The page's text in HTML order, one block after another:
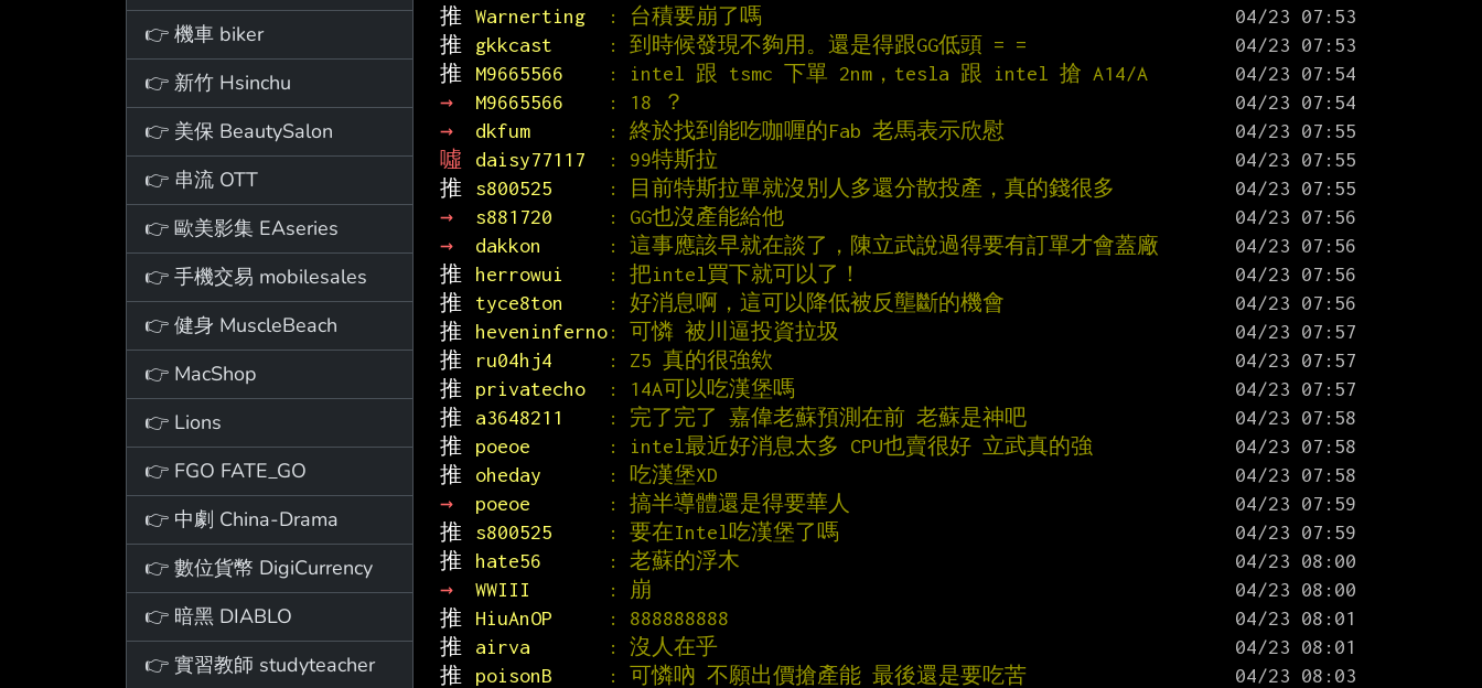
👉 機車 biker
👉 新竹 Hsinchu
👉 美保 BeautySalon
👉 串流 OTT
👉 歐美影集 EAseries
👉 手機交易 mobilesales
👉 健身 MuscleBeach
👉 MacShop
👉 Lions
👉 FGO FATE_GO
👉 中劇 China-Drama
👉 數位貨幣 DigiCurrency
👉 暗黑 DIABLO
👉 實習教師 studyteacher
推 Warnerting : 台積要崩了嗎
推
gkkcast : 到時候發現不夠用。還是得跟GG低頭 = =
推
M9665566 : intel 跟 tsmc 下單 2nm，tesla 跟 intel 搶 A14/A
→
M9665566 : 18 ？
→
dkfum : 終於找到能吃咖喱的Fab 老馬表示欣慰
噓
daisy77117 : 99特斯拉
推
s800525 : 目前特斯拉單就沒別人多還分散投產，真的錢很多
→
s881720 : GG也沒產能給他
→
dakkon : 這事應該早就在談了，陳立武說過得要有訂單才會蓋廠
推
herrowui : 把intel買下就可以了！
推
tyce8ton : 好消息啊，這可以降低被反壟斷的機會
推
heveninferno: 可憐 被川逼投資拉圾
推
ru04hj4 : Z5 真的很強欸
推
privatecho : 14A可以吃漢堡嗎
推
a3648211 : 完了完了 嘉偉老蘇預測在前 老蘇是神吧
推
poeoe : intel最近好消息太多 CPU也賣很好 立武真的強
推
oheday : 吃漢堡XD
→
poeoe : 搞半導體還是得要華人
推
s800525 : 要在Intel吃漢堡了嗎
推
hate56 : 老蘇的浮木
→
WWIII : 崩
推
HiuAnOP : 888888888
推
airva : 沒人在乎
推
poisonB : 可憐吶 不願出價搶產能 最後還是要吃苦